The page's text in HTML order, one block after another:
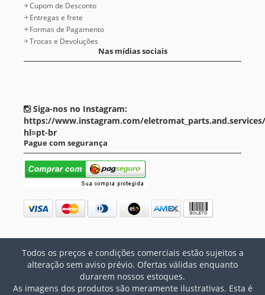
Cupom de Desconto
Entregas e frete
Formas de Pagamento
Trocas e Devoluções
Nas mídias sociais
Siga-nos no Instagram:
https://www.instagram.com/
hl=pt-br
Pague com segurança
Todos os preços e condições comerciais estão sujeitos a
alteração sem aviso prévio. Ofertas válidas enquanto
durarem nossos estoques.
As imagens dos produtos são meramente ilustrativas. Esta é